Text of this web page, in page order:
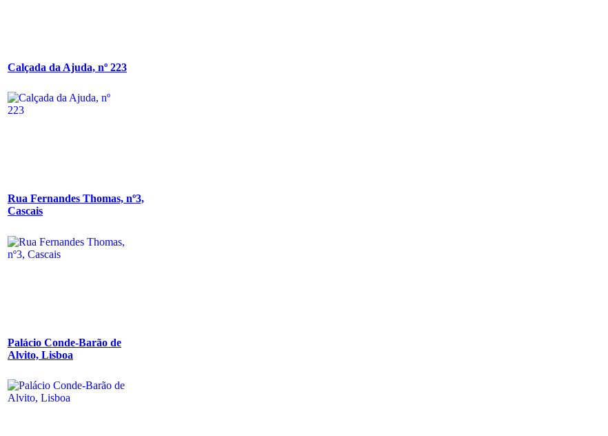
Calçada da Ajuda, nº 223
Rua Fernandes Thomas, nº3,
Cascais
Palácio Conde-Barão de
Alvito, Lisboa